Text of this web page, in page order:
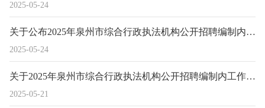
2025-05-24
2025-05-24
关于公布2025年泉州市综合行政执法机构公开招聘编制内工作人员笔试成绩（加分后）及排名情况的通告
2025-05-21
关于2025年泉州市综合行政执法机构公开招聘编制内工作人员笔试成绩合格线划定和笔试原始成绩查询等事项的通告